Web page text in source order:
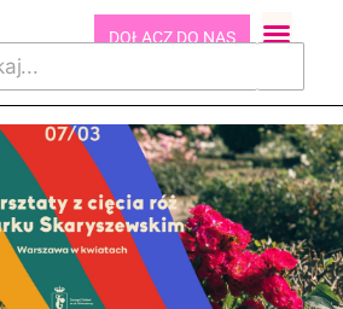
DOŁĄCZ DO NAS